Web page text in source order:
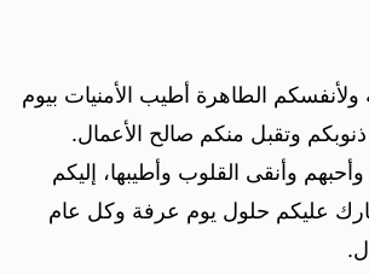
ولأنفسكم الطاهرة أطيب الأمنيات بيوم
وتقبل منكم صالح الأعمال.
وأنقى القلوب وأطيبها، إليكم
عليكم حلول يوم عرفة وكل عام